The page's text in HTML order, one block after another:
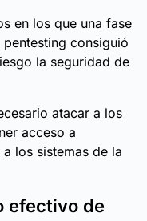
en los que una fase
consiguió
la seguridad de
atacar a los
acceso a
los sistemas de la
efectivo de